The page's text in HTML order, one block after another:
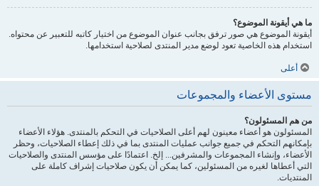
ما هي أيقونة الموضوع؟
أيقونة الموضوع هي صور ترفق بجانب عنوان الموضوع من اختيار كاتبه للتعبير عن محتواه.
استخدام هذه الخاصية تعود لوضع مدير المنتدى لصلاحية استخدامها.
أعلى
مستوى الأعضاء والمجموعات
من هم المسئولون؟
المسئولون هو أعضاء معينون لهم أعلى الصلاحيات في التحكم بالمنتدى. هؤلاء الأعضاء
بإمكانهم التحكم في جميع جوانب عمليات المنتدى بما في ذلك إعطاء الصلاحيات، وحظر
الأعضاء، وإنشاء المجموعات والمشرفين... إلخ. اعتمادًا على مؤسس المنتدى والصلاحيات
التي أعطاها لغيره من المسئولين، كما يمكن أن يكون صلاحيات إشراف كاملة على
المنتديات.